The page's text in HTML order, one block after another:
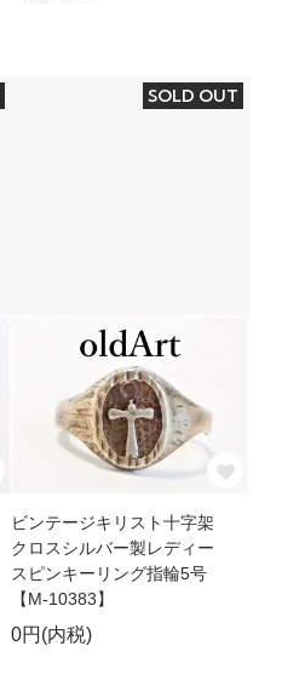
SOLD OUT
ビンテージキリスト十字架
クロスシルバー製レディー
スピンキーリング指輪5号
【M-10383】
0円(内税)